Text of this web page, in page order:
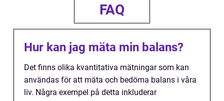
FAQ
Hur kan jag mäta min balans?
Det finns olika kvantitativa mätningar som kan
användas för att mäta och bedöma balans i våra
liv. Några exempel på detta inkluderar